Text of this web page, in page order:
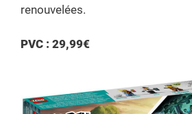
renouvelées.
PVC : 29,99€